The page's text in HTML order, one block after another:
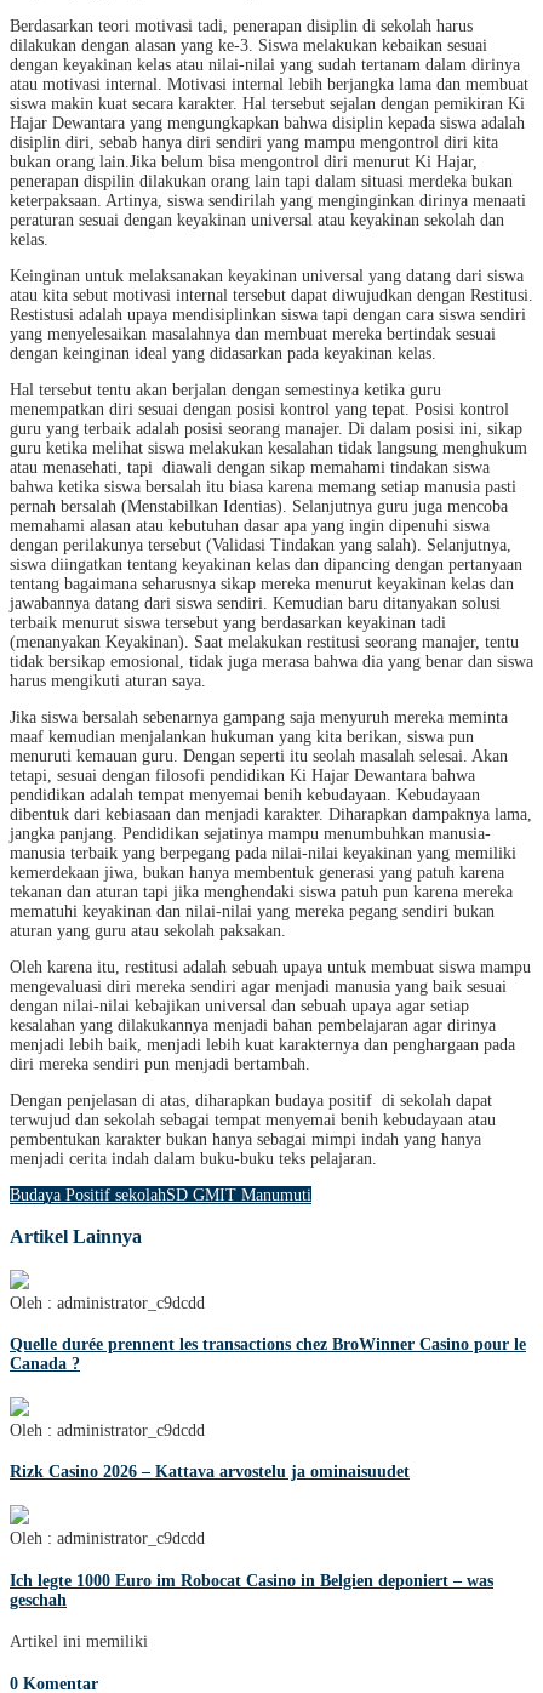
Berdasarkan teori motivasi tadi, penerapan disiplin di sekolah harus
dilakukan dengan alasan yang ke-3. Siswa melakukan kebaikan sesuai
dengan keyakinan kelas atau nilai-nilai yang sudah tertanam dalam dirinya
atau motivasi internal. Motivasi internal lebih berjangka lama dan membuat
siswa makin kuat secara karakter. Hal tersebut sejalan dengan pemikiran Ki
Hajar Dewantara yang mengungkapkan bahwa disiplin kepada siswa adalah
disiplin diri, sebab hanya diri sendiri yang mampu mengontrol diri kita
bukan orang lain.Jika belum bisa mengontrol diri menurut Ki Hajar,
penerapan dispilin dilakukan orang lain tapi dalam situasi merdeka bukan
keterpaksaan. Artinya, siswa sendirilah yang menginginkan dirinya menaati
peraturan sesuai dengan keyakinan universal atau keyakinan sekolah dan
kelas.
Keinginan untuk melaksanakan keyakinan universal yang datang dari siswa
atau kita sebut motivasi internal tersebut dapat diwujudkan dengan Restitusi.
Restistusi adalah upaya mendisiplinkan siswa tapi dengan cara siswa sendiri
yang menyelesaikan masalahnya dan membuat mereka bertindak sesuai
dengan keinginan ideal yang didasarkan pada keyakinan kelas.
Hal tersebut tentu akan berjalan dengan semestinya ketika guru
menempatkan diri sesuai dengan posisi kontrol yang tepat. Posisi kontrol
guru yang terbaik adalah posisi seorang manajer. Di dalam posisi ini, sikap
guru ketika melihat siswa melakukan kesalahan tidak langsung menghukum
atau menasehati, tapi diawali dengan sikap memahami tindakan siswa
bahwa ketika siswa bersalah itu biasa karena memang setiap manusia pasti
pernah bersalah (Menstabilkan Identias). Selanjutnya guru juga mencoba
memahami alasan atau kebutuhan dasar apa yang ingin dipenuhi siswa
dengan perilakunya tersebut (Validasi Tindakan yang salah). Selanjutnya,
siswa diingatkan tentang keyakinan kelas dan dipancing dengan pertanyaan
tentang bagaimana seharusnya sikap mereka menurut keyakinan kelas dan
jawabannya datang dari siswa sendiri. Kemudian baru ditanyakan solusi
terbaik menurut siswa tersebut yang berdasarkan keyakinan tadi
(menanyakan Keyakinan). Saat melakukan restitusi seorang manajer, tentu
tidak bersikap emosional, tidak juga merasa bahwa dia yang benar dan siswa
harus mengikuti aturan saya.
Jika siswa bersalah sebenarnya gampang saja menyuruh mereka meminta
maaf kemudian menjalankan hukuman yang kita berikan, siswa pun
menuruti kemauan guru. Dengan seperti itu seolah masalah selesai. Akan
tetapi, sesuai dengan filosofi pendidikan Ki Hajar Dewantara bahwa
pendidikan adalah tempat menyemai benih kebudayaan. Kebudayaan
dibentuk dari kebiasaan dan menjadi karakter. Diharapkan dampaknya lama,
jangka panjang. Pendidikan sejatinya mampu menumbuhkan manusia-
manusia terbaik yang berpegang pada nilai-nilai keyakinan yang memiliki
kemerdekaan jiwa, bukan hanya membentuk generasi yang patuh karena
tekanan dan aturan tapi jika menghendaki siswa patuh pun karena mereka
mematuhi keyakinan dan nilai-nilai yang mereka pegang sendiri bukan
aturan yang guru atau sekolah paksakan.
Oleh karena itu, restitusi adalah sebuah upaya untuk membuat siswa mampu
mengevaluasi diri mereka sendiri agar menjadi manusia yang baik sesuai
dengan nilai-nilai kebajikan universal dan sebuah upaya agar setiap
kesalahan yang dilakukannya menjadi bahan pembelajaran agar dirinya
menjadi lebih baik, menjadi lebih kuat karakternya dan penghargaan pada
diri mereka sendiri pun menjadi bertambah.
Dengan penjelasan di atas, diharapkan budaya positif di sekolah dapat
terwujud dan sekolah sebagai tempat menyemai benih kebudayaan atau
pembentukan karakter bukan hanya sebagai mimpi indah yang hanya
menjadi cerita indah dalam buku-buku teks pelajaran.
Budaya Positif sekolahSD GMIT Manumuti
Artikel Lainnya
Oleh : administrator_c9dcdd
Quelle durée prennent les transactions chez BroWinner Casino pour le
Canada ?
Oleh : administrator_c9dcdd
Rizk Casino 2026 – Kattava arvostelu ja ominaisuudet
Oleh : administrator_c9dcdd
Ich legte 1000 Euro im Robocat Casino in Belgien deponiert – was
geschah
Artikel ini memiliki
0 Komentar